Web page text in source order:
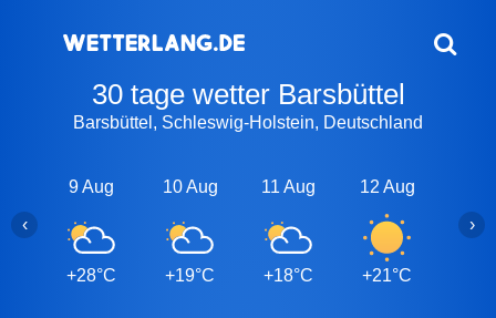
30 tage wetter Barsbüttel
Barsbüttel, Schleswig-Holstein, Deutschland
9 Aug
+28°C
10 Aug
+19°C
11 Aug
+18°C
12 Aug
+21°C
‹ ›